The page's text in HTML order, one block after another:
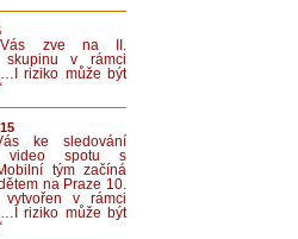
Vás zve na II.
skupinu v rámci
riziko může být
ke sledování
video spotu s
tým začíná
na Praze 10.
v rámci
riziko může být